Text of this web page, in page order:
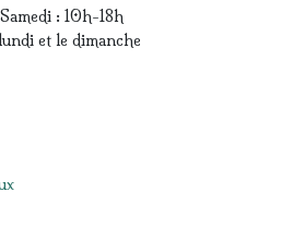
: 10h-18h
et le dimanche